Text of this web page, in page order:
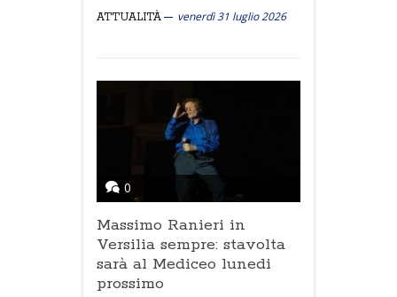
ATTUALITÀ venerdì 31 luglio 2026
0
Massimo Ranieri in
Versilia sempre: stavolta
sarà al Mediceo lunedi
prossimo